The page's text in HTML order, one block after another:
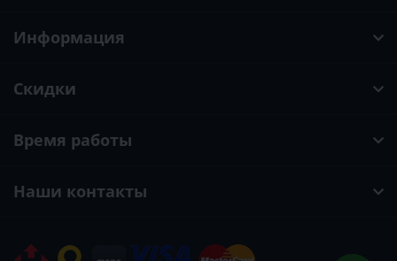
Информация
Скидки
Время работы
Наши контакты